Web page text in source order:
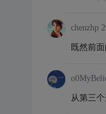
chenzhp
既然前
从第三